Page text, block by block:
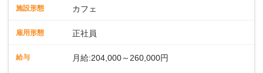
年齢層が活躍しており、チームワークも抜群です。基本マニ
業務に馴染める環境です。「カフェの接客は初めて」という
ッフとして経験を積んだ後、店長を目指してみませんか。売
施設形態 カフェ
雇用形態 正社員
給与 月給:204,000～260,000円